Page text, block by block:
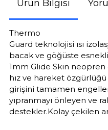
Ürün Bilgisi
Thermo
Guard teknolojisi ısı
bacak ve göğüste
1mm Glide Skin
hız ve hareket
girişini tamamen
yıpranmayı önleyen ve
destekler.Kolay çekilen